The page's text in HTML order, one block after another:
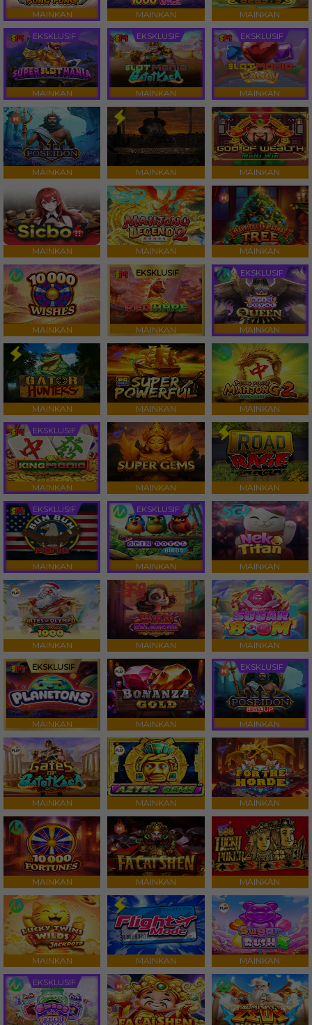
MAINKAN MAINKAN MAINKAN
EKSKLUSIF
MAINKAN
EKSKLUSIF
MAINKAN
EKSKLUSIF
MAINKAN
MAINKAN MAINKAN MAINKAN
MAINKAN MAINKAN MAINKAN
MAINKAN
EKSKLUSIF
MAINKAN
EKSKLUSIF
MAINKAN
MAINKAN MAINKAN MAINKAN
EKSKLUSIF
MAINKAN MAINKAN MAINKAN
EKSKLUSIF
MAINKAN
EKSKLUSIF
MAINKAN MAINKAN
MAINKAN MAINKAN MAINKAN
EKSKLUSIF
MAINKAN MAINKAN
EKSKLUSIF
MAINKAN
MAINKAN MAINKAN MAINKAN
MAINKAN MAINKAN MAINKAN
MAINKAN MAINKAN MAINKAN
EKSKLUSIF